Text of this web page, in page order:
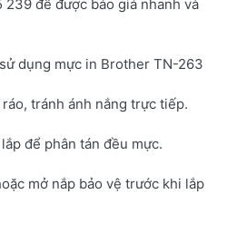
để được báo giá nhanh và
dụng mực in Brother TN-263
tránh ánh nắng trực tiếp.
để phân tán đều mực.
mở nắp bảo vệ trước khi lắp